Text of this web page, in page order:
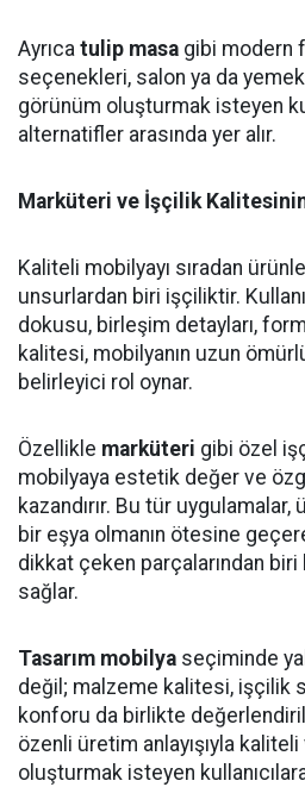
Ayrıca tulip masa gibi modern
seçenekleri, salon ya da
görünüm oluşturmak isteyen
alternatifler arasında yer alır.
Marküteri ve İşçilik
Kaliteli mobilyayı sıradan
unsurlardan biri işçiliktir.
dokusu, birleşim detayları,
kalitesi, mobilyanın uzun
belirleyici rol oynar.
Özellikle marküteri gibi özel
mobilyaya estetik değer ve
kazandırır. Bu tür uygulamalar,
bir eşya olmanın ötesine
dikkat çeken parçalarından
sağlar.
Tasarım mobilya seçiminde
değil; malzeme kalitesi, işçilik
konforu da birlikte
özenli üretim anlayışıyla
oluşturmak isteyen